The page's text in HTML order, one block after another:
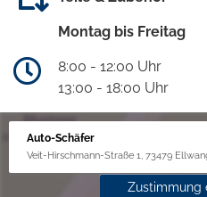
Montag bis Freitag
8:00 - 12:00 Uhr
13:00 - 18:00 Uhr
Auto-Schäfer
Veit-Hirschmann-Straße 1, 73479
Zustimmung